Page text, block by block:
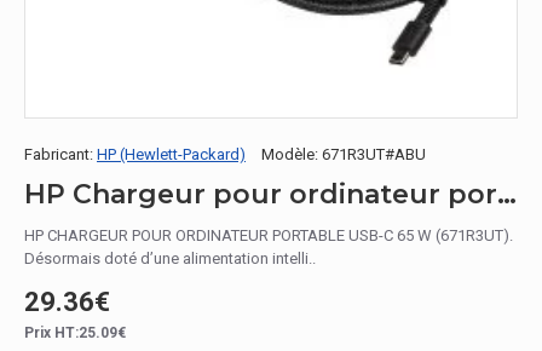
Fabricant: HP (Hewlett-Packard) Modèle: 671R3UT#ABU
HP Chargeur pour ordinateur portable USB-C 65 W
HP CHARGEUR POUR ORDINATEUR PORTABLE USB-C 65 W (671R3UT).
Désormais doté d’une alimentation intelli..
29.36€
Prix HT:25.09€